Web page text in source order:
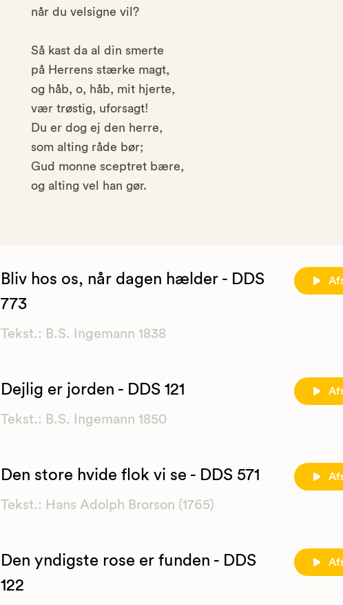
når du velsigne vil?
Så kast da al din smerte
på Herrens stærke magt,
og håb, o, håb, mit hjerte,
vær trøstig, uforsagt!
Du er dog ej den herre,
som alting råde bør;
Gud monne sceptret bære,
og alting vel han gør.
Bliv hos os, når dagen hælder - DDS
773
Tekst.: B.S. Ingemann 1838
Dejlig er jorden - DDS 121
Tekst.: B.S. Ingemann 1850
Den store hvide flok vi se - DDS 571
Tekst.: Hans Adolph Brorson (1765)
Den yndigste rose er funden - DDS
122